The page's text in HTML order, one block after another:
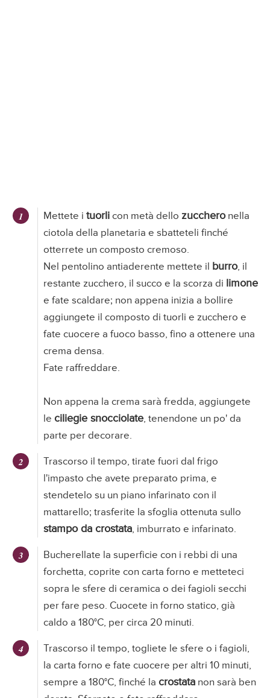
Mettete i tuorli con metà dello zuccheronella
ciotola della planetaria e sbatteteli finché
otterrete un composto cremoso.
Nel pentolino antiaderente mettete il burro, il
restante zucchero, il succo e la scorza di limone
e fate scaldare; non appena inizia a bollire
aggiungete il composto di tuorli e zucchero e
fate cuocere a fuoco basso, fino a ottenere una
crema densa.
Fate raffreddare.
Non appena la crema sarà fredda, aggiungete
le ciliegie snocciolate, tenendone un po' da
parte per decorare.
Trascorso il tempo, tirate fuori dal frigo
l'impasto che avete preparato prima, e
stendetelo su un piano infarinato con il
mattarello; trasferite la sfoglia ottenuta sullo
stampo da crostata, imburrato e infarinato.
Bucherellate la superficie con i rebbi di una
forchetta, coprite con carta forno e metteteci
sopra le sfere di ceramica o dei fagioli secchi
per fare peso. Cuocete in forno statico, già
caldo a 180°C, per circa 20 minuti.
Trascorso il tempo, togliete le sfere o i fagioli,
la carta forno e fate cuocere per altri 10 minuti,
sempre a 180°C, finché la crostata non sarà ben